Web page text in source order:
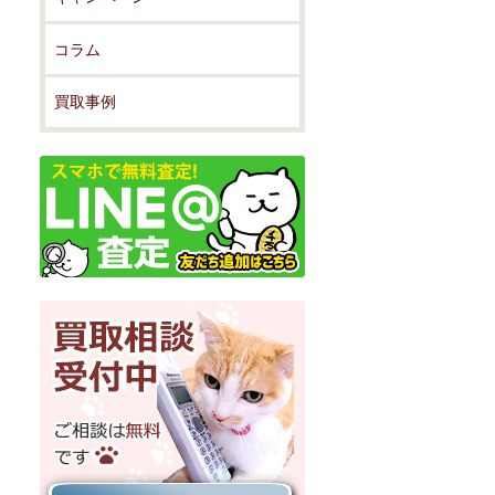
コラム
買取事例